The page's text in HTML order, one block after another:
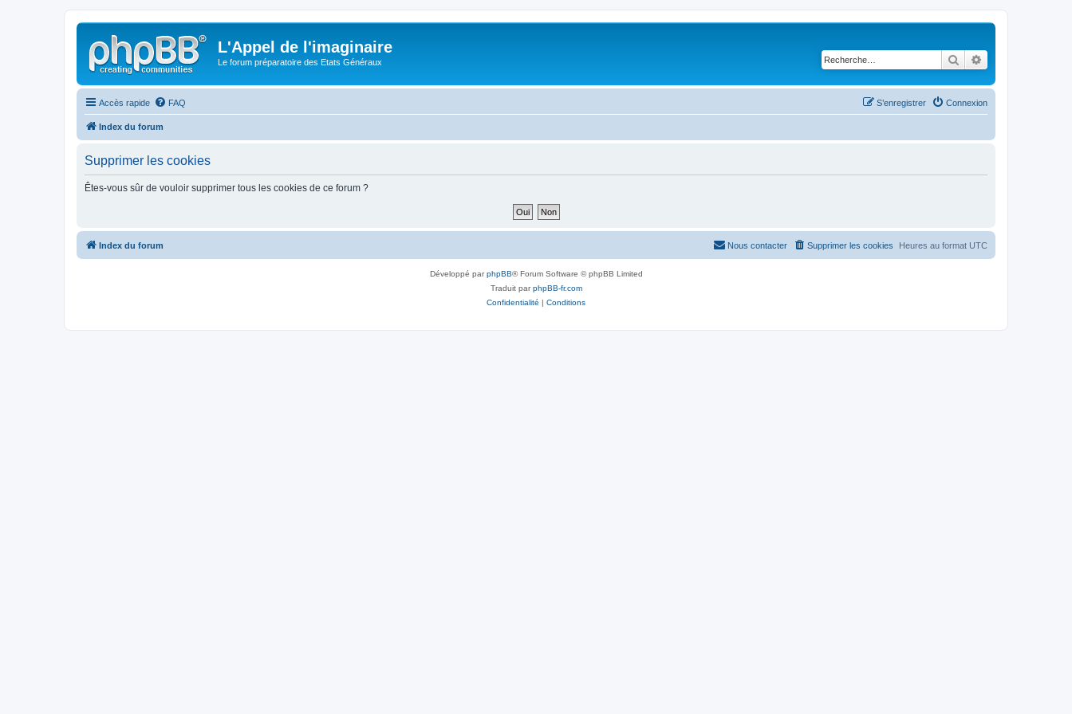
L'Appel de l'imaginaire
Le forum préparatoire des Etats Généraux Rechercher
Accès rapide FAQ Connexion
S’enregistrer
Index du forum
Supprimer les cookies
Êtes-vous sûr de vouloir supprimer tous les cookies de ce forum ?
Index du forum Heures au format UTC
Supprimer les cookies
Nous contacter
Développé parphpBB® Forum Software © phpBB Limited
Traduit parphpBB-fr.com
Confidentialité | Conditions